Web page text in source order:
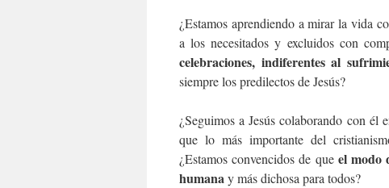
¿Estamos aprendiendo a mirar la vida
a los necesitados y excluidos con
celebraciones, indiferentes al
siempre los predilectos de Jesús?
¿Seguimos a Jesús colaborando con él
que lo más importante del
¿Estamos convencidos de que el modo
humanay más dichosa para todos?